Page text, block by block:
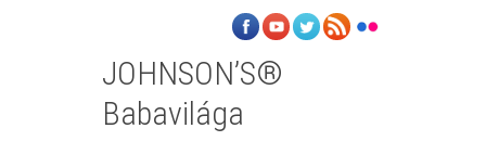
JOHNSON’S®
Babavilága